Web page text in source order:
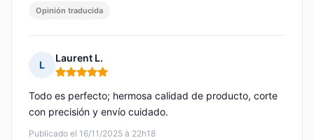
Opinión traducida
L
Laurent L.
Nota: 5 de 5
Publicado el 16/11/2025 à 22h18
Todo es perfecto; hermosa calidad de producto, corte
con precisión y envío cuidado.